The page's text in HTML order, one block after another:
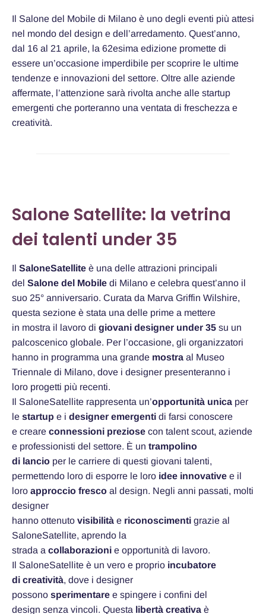
Il Salone del Mobile di Milano è uno degli eventi più attesi
nel mondo del design e dell’arredamento. Quest’anno,
dal 16 al 21 aprile, la 62esima edizione promette di
essere un’occasione imperdibile per scoprire le ultime
tendenze e innovazioni del settore. Oltre alle aziende
affermate, l’attenzione sarà rivolta anche alle startup
emergenti che porteranno una ventata di freschezza e
creatività.
Salone Satellite: la vetrina
dei talenti under 35
Il SaloneSatellite è una delle attrazioni principali
del Salone del Mobile di Milano e celebra quest’anno il
suo 25° anniversario. Curata da Marva Griffin Wilshire,
questa sezione è stata una delle prime a mettere
in mostra il lavoro di giovani designer under 35 su un
palcoscenico globale. Per l’occasione, gli organizzatori
hanno in programma una grande mostra al Museo
Triennale di Milano, dove i designer presenteranno i
loro progetti più recenti.
Il SaloneSatellite rappresenta un’opportunità unica per
le startup e i designer emergenti di farsi conoscere
e creare connessioni preziose con talent scout, aziende
e professionisti del settore. È un trampolino
di lancio per le carriere di questi giovani talenti,
permettendo loro di esporre le loro idee innovative e il
loro approccio fresco al design. Negli anni passati, molti
designer
hanno ottenuto visibilità e riconoscimenti grazie al
SaloneSatellite, aprendo la
strada a collaborazioni e opportunità di lavoro.
Il SaloneSatellite è un vero e proprio incubatore
di creatività, dove i designer
possono sperimentare e spingere i confini del
design senza vincoli. Questa libertà creativa è